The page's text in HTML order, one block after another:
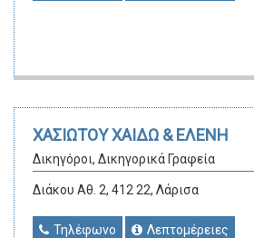
ΧΑΣΙΩΤΟΥ ΧΑΙΔΩ & ΕΛΕΝΗ
Δικηγόροι, Δικηγορικά Γραφεία
Διάκου Αθ. 2, 412 22, Λάρισα
Τηλέφωνο Λεπτομέρειες